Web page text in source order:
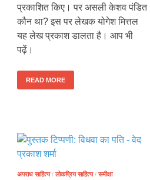
प्रकाशित किए। पर असली केशव पंडित
कौन था? इस पर लेखक योगेश मित्तल
यह लेख प्रकाश डालता है। आप भी
पढ़ें।
READ MORE
अपराध साहित्य/ लोकप्रिय साहित्य/ समीक्षा